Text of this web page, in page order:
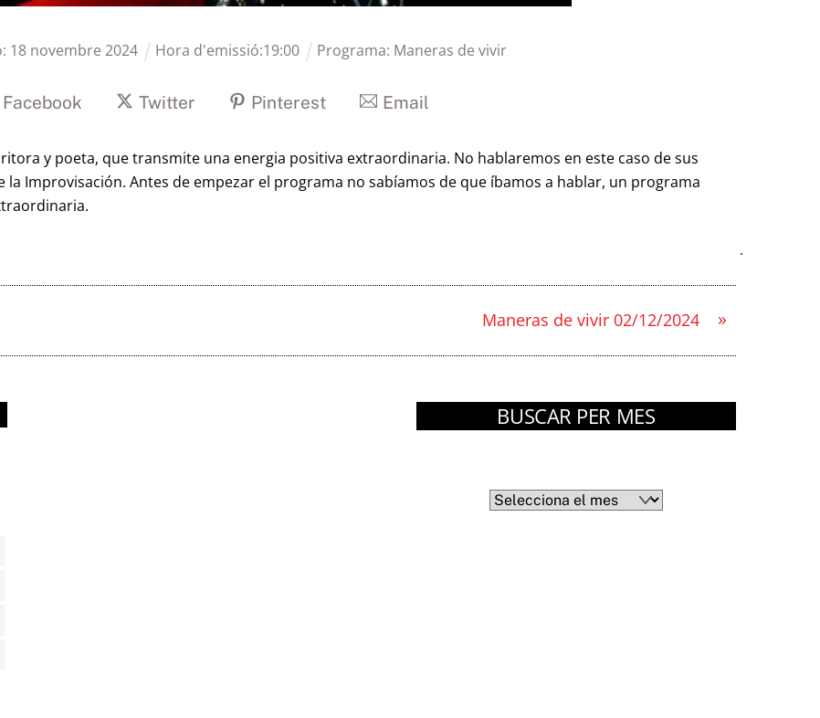
18 novembre 2024 Hora d'emissió:19:00 Programa: Maneras de vivir
Facebook Twitter Pinterest Email
y poeta, que transmite una energia positiva extraordinaria. No hablaremos en este caso de sus
Improvisación. Antes de empezar el programa no sabíamos de que íbamos a hablar, un programa
»
Maneras de vivir 02/12/2024
BUSCAR PER MES
Arxius